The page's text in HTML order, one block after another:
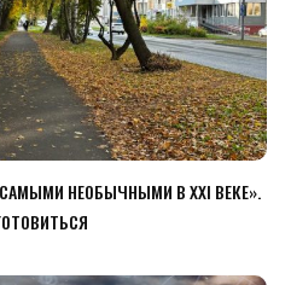
НЕОБЫЧНЫМИ В XXI ВЕКЕ».